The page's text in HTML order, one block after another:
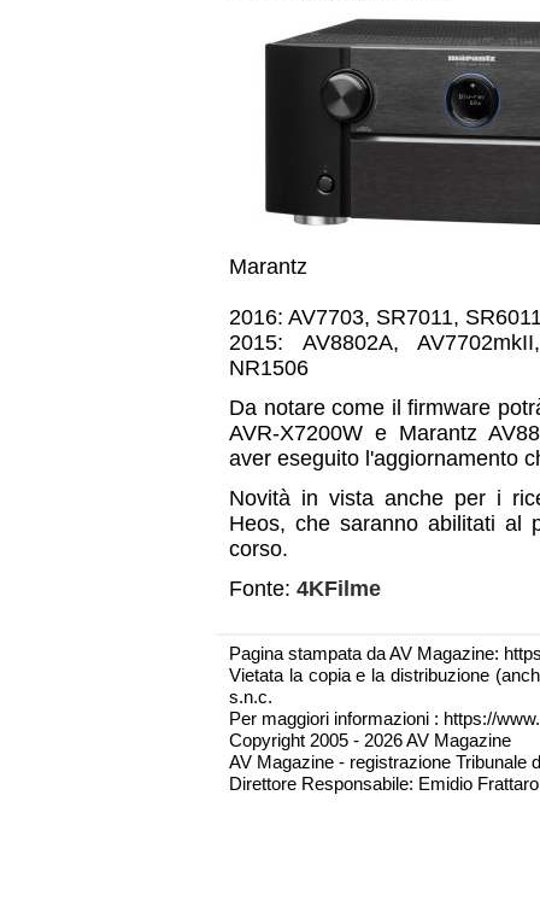
Marantz
2016: AV7703, SR7011,
2015: AV8802A,
NR1506
Da notare come il firmware
AVR-X7200W e Marantz
aver eseguito l'aggiornamento
Novità in vista anche per i
Heos, che saranno abilitati al
corso.
Fonte: 4KFilme
Pagina stampata da AV Magazine:
Vietata la copia e la distribuzione
s.n.c.
Per maggiori informazioni : https://
Copyright 2005 - 2026 AV Magazine
AV Magazine - registrazione Tribunale
Direttore Responsabile: Emidio